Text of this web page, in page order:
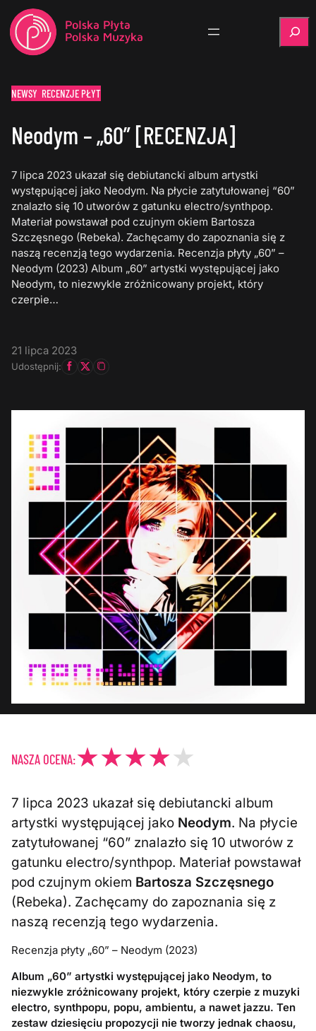
NEWSY RECENZJE PŁYT
Neodym – „60” [RECENZJA]
7 lipca 2023 ukazał się debiutancki album artystki
występującej jako Neodym. Na płycie zatytułowanej “60”
znalazło się 10 utworów z gatunku electro/synthpop.
Materiał powstawał pod czujnym okiem Bartosza
Szczęsnego (Rebeka). Zachęcamy do zapoznania się z
naszą recenzją tego wydarzenia. Recenzja płyty „60” –
Neodym (2023) Album „60” artystki występującej jako
Neodym, to niezwykle zróżnicowany projekt, który
czerpie…
21 lipca 2023
Udostępnij:
NASZA OCENA:
7 lipca 2023 ukazał się debiutancki album
artystki występującej jako Neodym. Na płycie
zatytułowanej “60” znalazło się 10 utworów z
gatunku electro/synthpop. Materiał powstawał
pod czujnym okiem Bartosza Szczęsnego
(Rebeka). Zachęcamy do zapoznania się z
naszą recenzją tego wydarzenia.
Recenzja płyty „60” – Neodym (2023)
Album „60” artystki występującej jako Neodym, to
niezwykle zróżnicowany projekt, który czerpie z muzyki
electro, synthpopu, popu, ambientu, a nawet jazzu. Ten
zestaw dziesięciu propozycji nie tworzy jednak chaosu,